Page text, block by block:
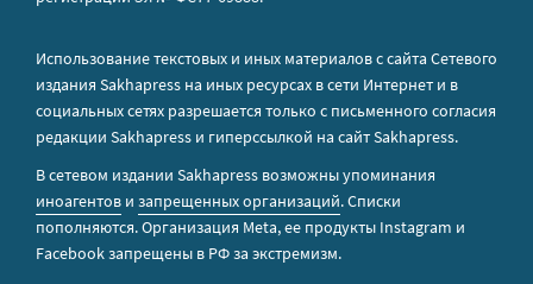
Использование текстовых и иных материалов с сайта Сетевого
издания Sakhapress на иных ресурсах в сети Интернет и в
социальных сетях разрешается только с письменного согласия
редакции Sakhapress и гиперссылкой на сайт Sakhapress.
В сетевом издании Sakhapress возможны упоминания
иноагентов и запрещенных организаций. Списки
пополняются. Организация Metа, ее продукты Instagram и
Facebook запрещены в РФ за экстремизм.